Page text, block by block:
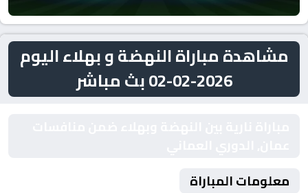
مشاهدة مباراة النهضة و بهلاء اليوم
2026-02-02 بث مباشر
معلومات المباراة